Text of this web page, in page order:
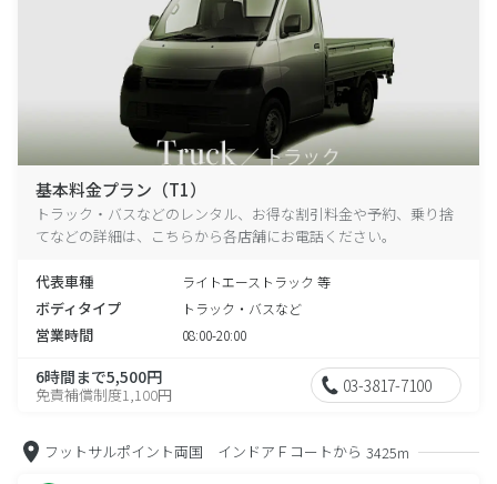
基本料金プラン（T1）
トラック・バスなどのレンタル、お得な割引料金や予約、乗り捨
てなどの詳細は、こちらから各店舗にお電話ください。
代表車種 ライトエーストラック 等
ボディタイプ トラック・バスなど
営業時間 08:00-20:00
6時間まで5,500円
免責補償制度1,100円 03-3817-7100
フットサルポイント両国 インドアＦコートから 3425m